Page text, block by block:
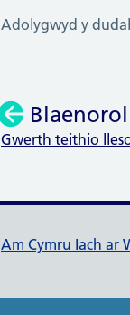
Adolygwyd y
Blaenorol
:
Gwerth teithio
Am Cymru Iach ar